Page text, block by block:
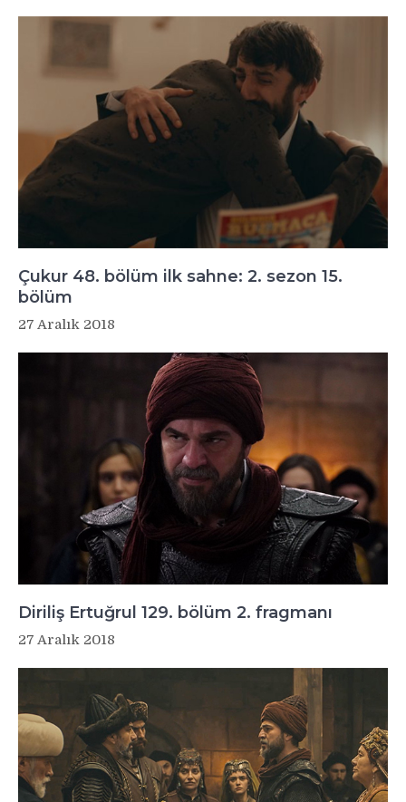
Çukur 48. bölüm ilk sahne: 2. sezon 15.
bölüm
27 Aralık 2018
Diriliş Ertuğrul 129. bölüm 2. fragmanı
27 Aralık 2018